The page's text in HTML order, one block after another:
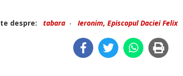
despre: tabara - Ieronim, Episcopul Daciei Felix